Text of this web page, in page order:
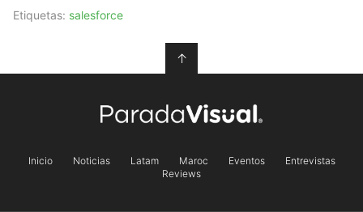
Etiquetas: salesforce
↑
Inicio Noticias Latam Maroc Eventos
Entrevistas
Reviews